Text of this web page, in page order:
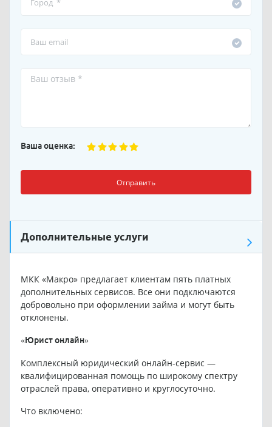
Ваша оценка:
Отправить
Дополнительные услуги
МКК «Макро» предлагает клиентам пять платных
дополнительных сервисов. Все они подключаются
добровольно при оформлении займа и могут быть
отклонены.
«Юрист онлайн»
Комплексный юридический онлайн-сервис —
квалифицированная помощь по широкому спектру
отраслей права, оперативно и круглосуточно.
Что включено: